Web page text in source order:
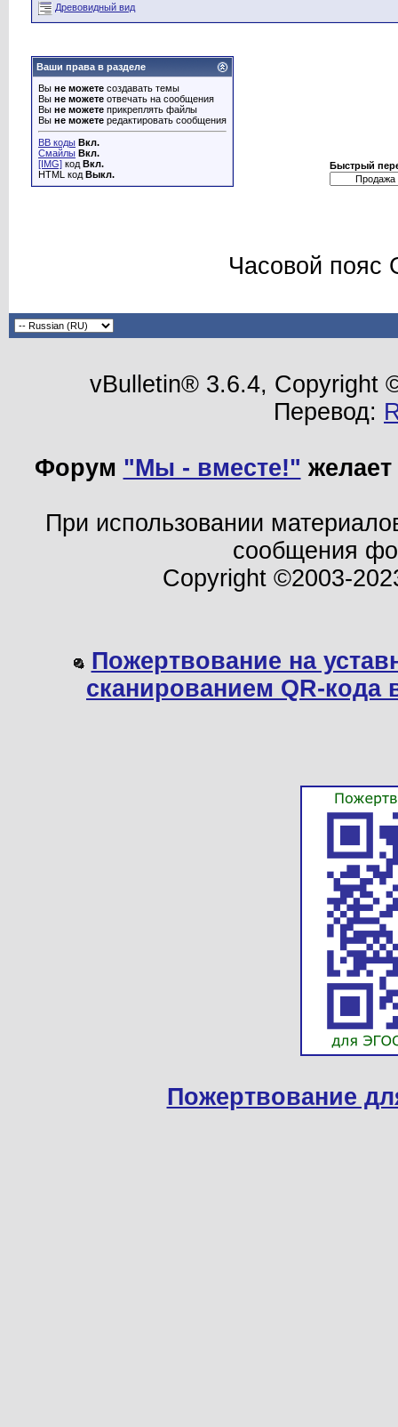
Древовидный вид
Ваши права в разделе
Вы не можете создавать темы
Вы не можете отвечать на сообщения
Вы не можете прикреплять файлы
Вы не можете редактировать сообщения
BB коды Вкл.
Смайлы Вкл.
[IMG] код Вкл.
HTML код Выкл.
Быстрый
Часовой пояс
vBulletin® 3.6.4, Copyright
Перевод:
Форум "Мы - вместе!"
При использовании
сообщения
Copyright ©2003-
Пожертвование на
сканированием QR-
Пожертвование